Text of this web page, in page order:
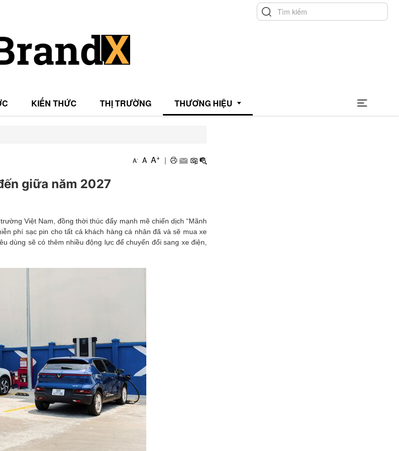
KIẾN THỨC THỊ TRƯỜNG THƯƠNG HIỆU
A- A A+ |
giữa năm 2027
Việt Nam, đồng thời thúc đẩy mạnh mẽ chiến dịch “Mãnh
phí sạc pin cho tất cả khách hàng cá nhân đã và sẽ mua xe
dùng sẽ có thêm nhiều động lực để chuyển đổi sang xe điện,